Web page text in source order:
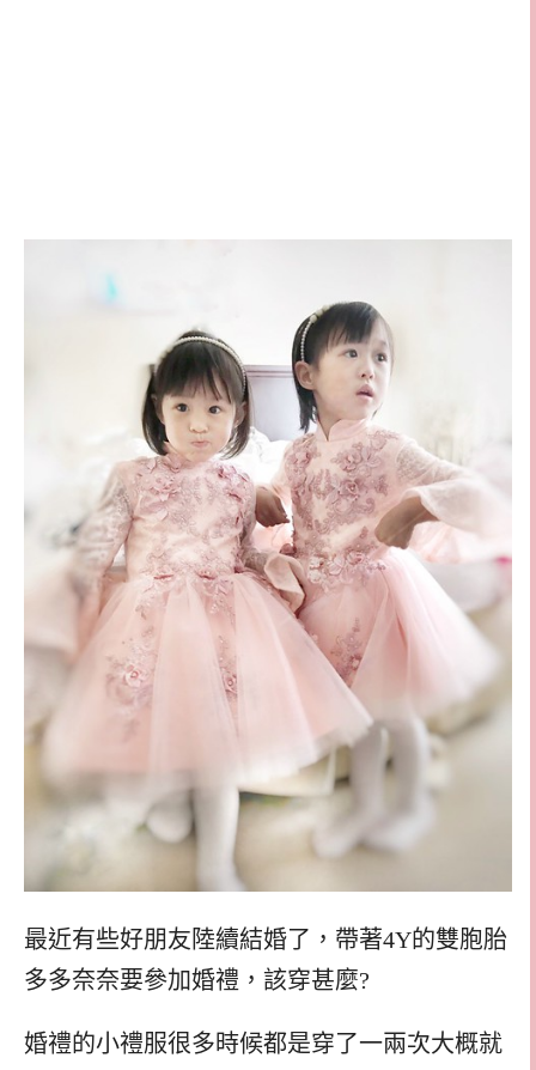
最近有些好朋友陸續結婚了，帶著4Y的雙胞胎
多多奈奈要參加婚禮，該穿甚麼?
婚禮的小禮服很多時候都是穿了一兩次大概就